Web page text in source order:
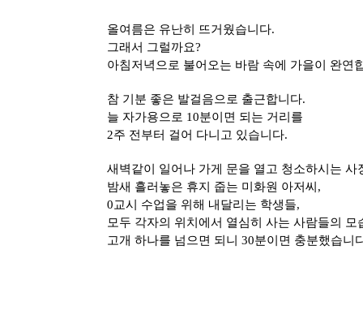
올여름은 유난히 뜨거웠습니다.
그래서 그럴까요?
아침저녁으로 불어오는 바람 속에 가을이 완연
참 기분 좋은 발걸음으로 출근합니다.
늘 자가용으로 10분이면 되는 거리를
2주 전부터 걸어 다니고 있습니다.
새벽같이 일어나 가게 문을 열고 청소하시는 사
밤새 흘러놓은 휴지 줍는 미화원 아저씨,
0교시 수업을 위해 내달리는 학생들,
모두 각자의 위치에서 열심히 사는 사람들의 모
고개 하나를 넘으면 되니 30분이면 충분했습니